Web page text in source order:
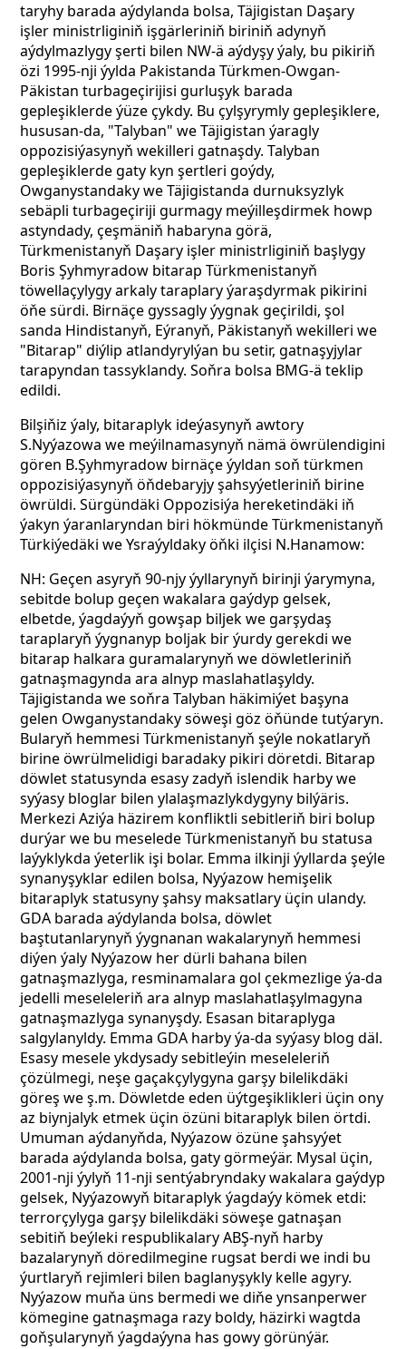
taryhy barada aýdylanda bolsa, Täjigistan Daşary
işler ministrliginiň işgärleriniň biriniň adynyň
aýdylmazlygy şerti bilen NW-ä aýdyşy ýaly, bu pikiriň
özi 1995-nji ýylda Pakistanda Türkmen-Owgan-
Päkistan turbageçirijisi gurluşyk barada
gepleşiklerde ýüze çykdy. Bu çylşyrymly gepleşiklere,
hususan-da, "Talyban" we Täjigistan ýaragly
oppozisiýasynyň wekilleri gatnaşdy. Talyban
gepleşiklerde gaty kyn şertleri goýdy,
Owganystandaky we Täjigistanda durnuksyzlyk
sebäpli turbageçiriji gurmagy meýilleşdirmek howp
astyndady, çeşmäniň habaryna görä,
Türkmenistanyň Daşary işler ministrliginiň başlygy
Boris Şyhmyradow bitarap Türkmenistanyň
töwellaçylygy arkaly taraplary ýaraşdyrmak pikirini
öňe sürdi. Birnäçe gyssagly ýygnak geçirildi, şol
sanda Hindistanyň, Eýranyň, Päkistanyň wekilleri we
"Bitarap" diýlip atlandyrylýan bu setir, gatnaşyjylar
tarapyndan tassyklandy. Soňra bolsa BMG-ä teklip
edildi.
Bilşiňiz ýaly, bitaraplyk ideýasynyň awtory
S.Nyýazowa we meýilnamasynyň nämä öwrülendigini
gören B.Şyhmyradow birnäçe ýyldan soň türkmen
oppozisiýasynyň öňdebaryjy şahsyýetleriniň birine
öwrüldi. Sürgündäki Oppozisiýa hereketindäki iň
ýakyn ýaranlaryndan biri hökmünde Türkmenistanyň
Türkiýedäki we Ysraýyldaky öňki ilçisi N.Hanamow:
NH: Geçen asyryň 90-njy ýyllarynyň birinji ýarymyna,
sebitde bolup geçen wakalara gaýdyp gelsek,
elbetde, ýagdaýyň gowşap biljek we garşydaş
taraplaryň ýygnanyp boljak bir ýurdy gerekdi we
bitarap halkara guramalarynyň we döwletleriniň
gatnaşmagynda ara alnyp maslahatlaşyldy.
Täjigistanda we soňra Talyban häkimiýet başyna
gelen Owganystandaky söweşi göz öňünde tutýaryn.
Bularyň hemmesi Türkmenistanyň şeýle nokatlaryň
birine öwrülmelidigi baradaky pikiri döretdi. Bitarap
döwlet statusynda esasy zadyň islendik harby we
syýasy bloglar bilen ylalaşmazlykdygyny bilýäris.
Merkezi Aziýa häzirem konfliktli sebitleriň biri bolup
durýar we bu meselede Türkmenistanyň bu statusa
laýyklykda ýeterlik işi bolar. Emma ilkinji ýyllarda şeýle
synanyşyklar edilen bolsa, Nyýazow hemişelik
bitaraplyk statusyny şahsy maksatlary üçin ulandy.
GDA barada aýdylanda bolsa, döwlet
baştutanlarynyň ýygnanan wakalarynyň hemmesi
diýen ýaly Nyýazow her dürli bahana bilen
gatnaşmazlyga, resminamalara gol çekmezlige ýa-da
jedelli meseleleriň ara alnyp maslahatlaşylmagyna
gatnaşmazlyga synanyşdy. Esasan bitaraplyga
salgylanyldy. Emma GDA harby ýa-da syýasy blog däl.
Esasy mesele ykdysady sebitleýin meseleleriň
çözülmegi, neşe gaçakçylygyna garşy bilelikdäki
göreş we ş.m. Döwletde eden üýtgeşiklikleri üçin ony
az biynjalyk etmek üçin özüni bitaraplyk bilen örtdi.
Umuman aýdanyňda, Nyýazow özüne şahsyýet
barada aýdylanda bolsa, gaty görmeýär. Mysal üçin,
2001-nji ýylyň 11-nji sentýabryndaky wakalara gaýdyp
gelsek, Nyýazowyň bitaraplyk ýagdaýy kömek etdi:
terrorçylyga garşy bilelikdäki söweşe gatnaşan
sebitiň beýleki respublikalary ABŞ-nyň harby
bazalarynyň döredilmegine rugsat berdi we indi bu
ýurtlaryň rejimleri bilen baglanyşykly kelle agyry.
Nyýazow muňa üns bermedi we diňe ynsanperwer
kömegine gatnaşmaga razy boldy, häzirki wagtda
goňşularynyň ýagdaýyna has gowy görünýär.